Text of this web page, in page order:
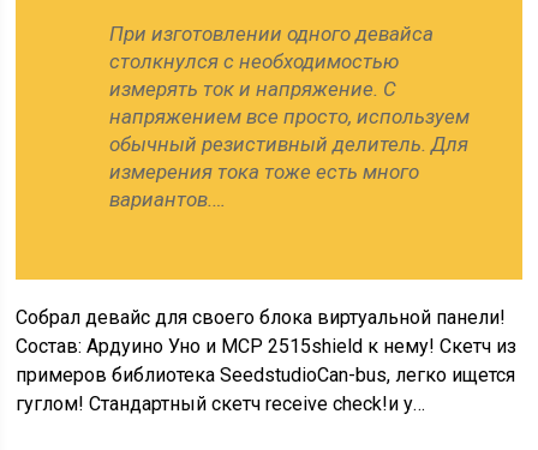
При изготовлении одного девайса
столкнулся с необходимостью
измерять ток и напряжение. С
напряжением все просто, используем
обычный резистивный делитель. Для
измерения тока тоже есть много
вариантов.…
Собрал девайс для своего блока виртуальной панели!
Состав: Ардуино Уно и МСР 2515shield к нему! Скетч из
примеров библиотека SeedstudioCan-bus, легко ищется
гуглом! Стандартный скетч receive check!и у…